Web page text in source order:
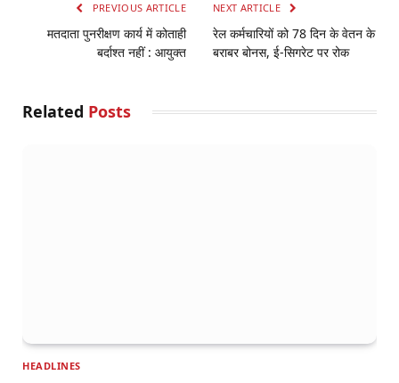
PREVIOUS ARTICLE
मतदाता पुनरीक्षण कार्य में कोताही
बर्दाश्त नहीं : आयुक्त
NEXT ARTICLE
रेल कर्मचारियों को 78 दिन के वेतन के
बराबर बोनस, ई-सिगरेट पर रोक
Related Posts
HEADLINES